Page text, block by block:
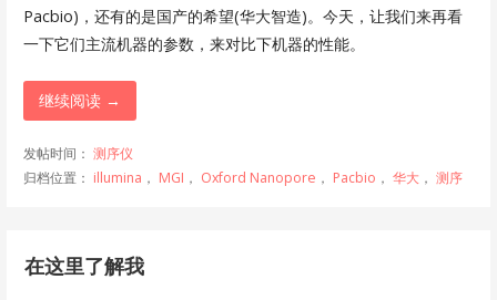
Pacbio)，还有的是国产的希望(华大智造)。今天，让我们来再看
一下它们主流机器的参数，来对比下机器的性能。
继续阅读 →
发帖时间： 测序仪
归档位置： illumina ， MGI ， Oxford Nanopore ， Pacbio ， 华大， 测序
在这里了解我